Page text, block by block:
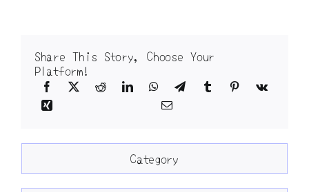
Share This Story, Choose Your
Platform!
Category